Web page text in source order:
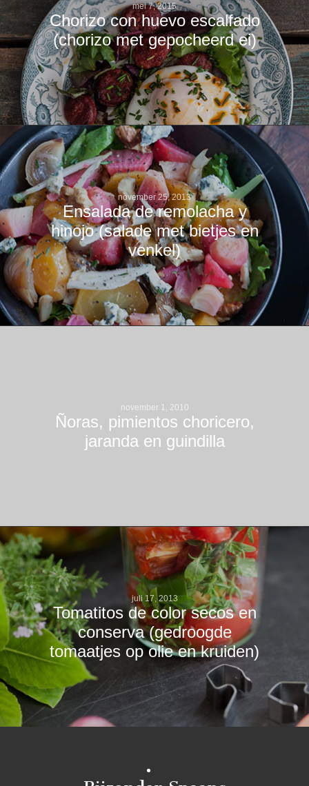
mei 7, 2015
Chorizo con huevo escalfado
(chorizo met gepocheerd ei)
november 25, 2013
Ensalada de remolacha y
hinojo (salade met bietjes en
venkel)
november 1, 2010
Ñoras, pimientos choricero,
jaranda en guindilla
juli 17, 2013
Tomatitos de color secos en
conserva (gedroogde
tomaatjes op olie en kruiden)